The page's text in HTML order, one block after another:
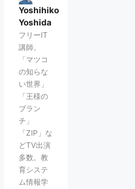
Yoshihiko
Yoshida
フリーIT
講師。
「マツコ
の知らな
い世界」
「王様の
ブラン
チ」
「ZIP」な
どTV出演
多数。教
育システ
ム情報学